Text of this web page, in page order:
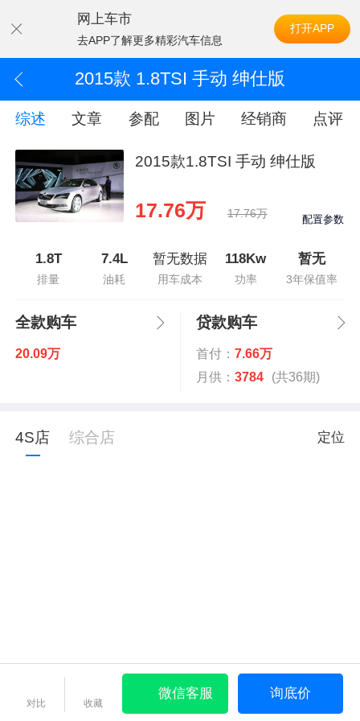
网上车市
去APP了解更多精彩汽车信息
打开APP
2015款 1.8TSI 手动 绅仕版
综述 文章 参配 图片 经销商 点评
2015款1.8TSI 手动 绅仕版
17.76万 17.76万 配置参数
1.8T
排量
7.4L
油耗
暂无数据
用车成本
118Kw
功率
暂无
3年保值率
全款购车
20.09万
贷款购车
首付： 7.66万
月供： 3784 (共36期)
4S店 综合店 定位
对比 收藏
微信客服 询底价